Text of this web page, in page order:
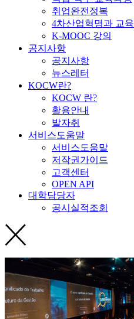
취업완전정복
4차산업혁명과 교육
K-MOOC 강의
공지사항
공지사항
뉴스레터
KOCW란?
KOCW 란?
활용안내
발자취
서비스도움말
서비스도움말
저작권가이드
고객센터
OPEN API
대학담당자
공시실적조회